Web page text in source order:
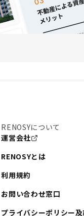
RENOSYについて
運営会社
RENOSYとは
利用規約
お問い合わせ窓口
プライバシーポリシー